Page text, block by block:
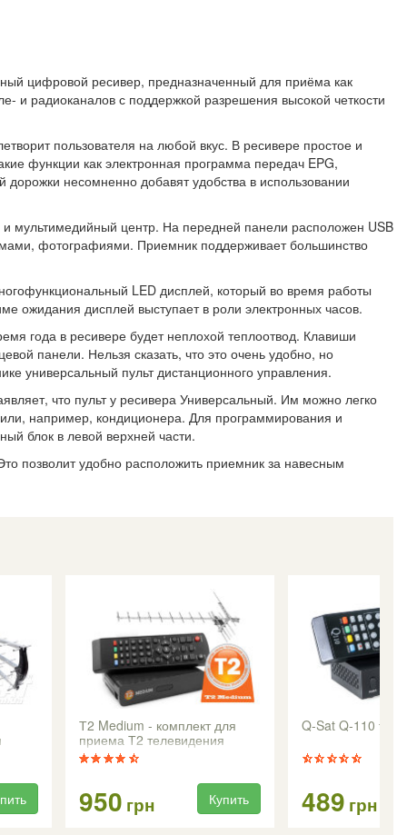
цифровой ресивер, предназначенный для приёма как
и радиоканалов с поддержкой разрешения высокой четкости
пользователя на любой вкус. В ресивере простое и
функции как электронная программа передач EPG,
дорожки несомненно добавят удобства в использовании
мультимедийный центр. На передней панели расположен USB
фотографиями. Приемник поддерживает большинство
LED дисплей, который во время работы
ожидания дисплей выступает в роли электронных часов.
года в ресивере будет неплохой теплоотвод. Клавиши
панели. Нельзя сказать, что это очень удобно, но
универсальный пульт дистанционного управления.
что пульт у ресивера Универсальный. Им можно легко
например, кондиционера. Для программирования и
блок в левой верхней части.
позволит удобно расположить приемник за навесным
Т2 Medium - комплект для
приема Т2 телевидения
950 грн Купить
Q-Sat Q-110 т2
489 грн